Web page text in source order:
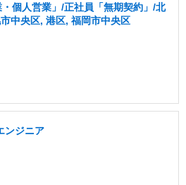
個人営業」/正社員「無期契約」/北
中央区, 港区, 福岡市中央区
ンジニア